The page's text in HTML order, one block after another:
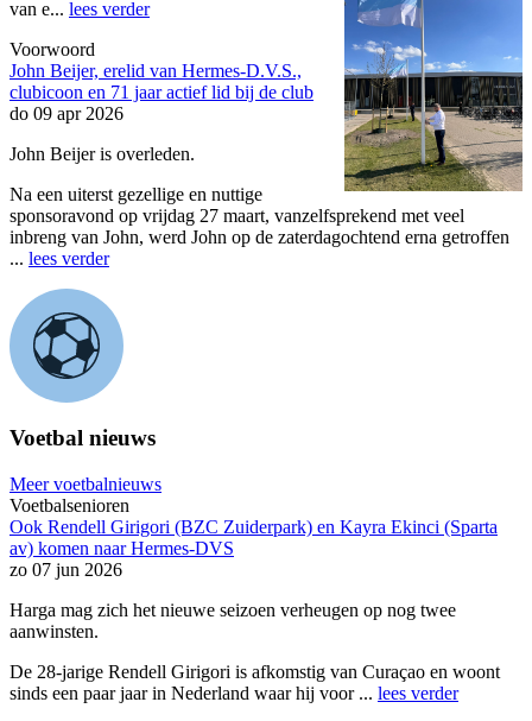
van e... lees verder
Voorwoord
John Beijer, erelid van Hermes-D.V.S.,
clubicoon en 71 jaar actief lid bij de club
do 09 apr 2026
John Beijer is overleden.
Na een uiterst gezellige en nuttige
sponsoravond op vrijdag 27 maart, vanzelfsprekend met veel
inbreng van John, werd John op de zaterdagochtend erna getroffen
... lees verder
Voetbal nieuws
Meer voetbalnieuws
Voetbalsenioren
Ook Rendell Girigori (BZC Zuiderpark) en Kayra Ekinci (Sparta
av) komen naar Hermes-DVS
zo 07 jun 2026
Harga mag zich het nieuwe seizoen verheugen op nog twee
aanwinsten.
De 28-jarige Rendell Girigori is afkomstig van Curaçao en woont
sinds een paar jaar in Nederland waar hij voor ... lees verder